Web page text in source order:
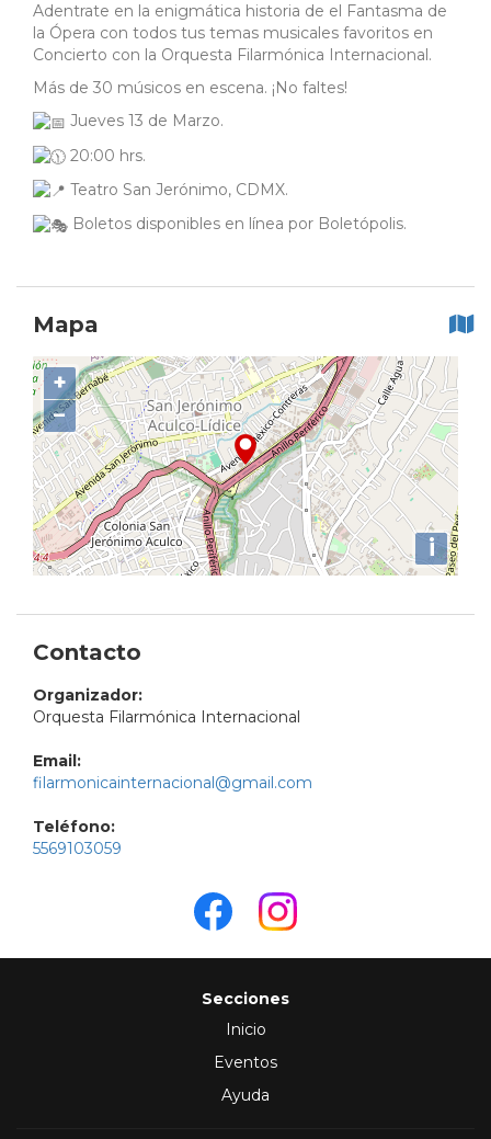
Adentrate en la enigmática historia de el Fantasma de
la Ópera con todos tus temas musicales favoritos en
Concierto con la Orquesta Filarmónica Internacional.
Más de 30 músicos en escena. ¡No faltes!
Jueves 13 de Marzo.
20:00 hrs.
Teatro San Jerónimo, CDMX.
Boletos disponibles en línea por Boletópolis.
Mapa
+
−
i
Contacto
Organizador:
Orquesta Filarmónica Internacional
Email:
filarmonicainternacional@gmail.com
Teléfono:
5569103059
Secciones
Inicio
Eventos
Ayuda